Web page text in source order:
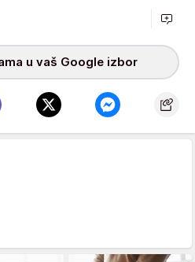
u vaš Google izbor